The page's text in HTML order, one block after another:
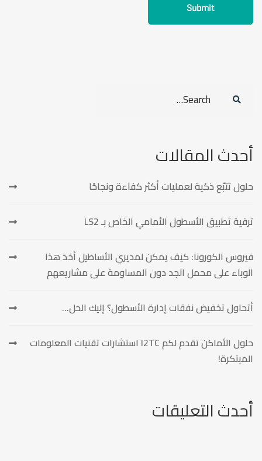
أحدث المقالات
حلول تتبّع ذكية لعمليات أكثر كفاءة ونجاحًا
ترقية تطبيق الأسطول الأمامي الخاص بـ LS2
فيروس الكورونا: كيف يمكن لمديري الأساطيل أخذ هذا
الوباء على محمل الجد دون المساومة على مشاريعهم
أتحاول تخفيض نفقات إدارة الأسطول؟ إليك الحل…
حلول الأماكن تقدم لكم I2TC استشارات تقنيات المعلومات
المبتكرة!
أحدث التعليقات